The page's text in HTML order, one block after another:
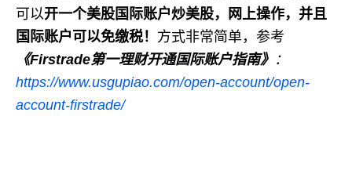
可以开一个美股国际账户炒美股，网上操作，并且
国际账户可以免缴税！ 方式非常简单，参考
《Firstrade第一理财开通国际账户指南》 ：
https://www.usgupiao.com/open-account/open-
account-firstrade/